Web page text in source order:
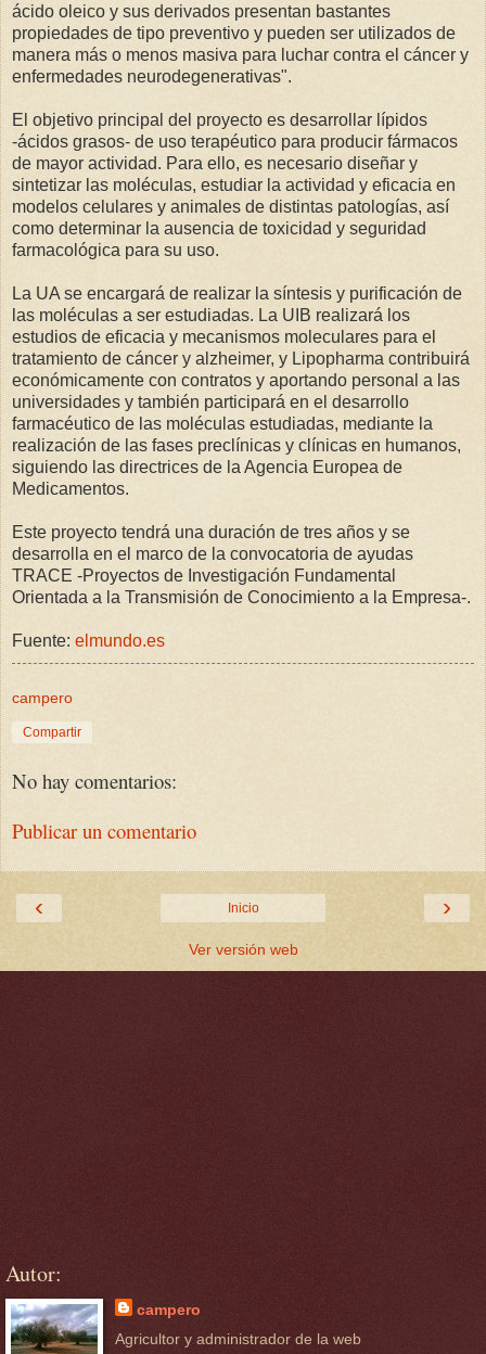
ácido oleico y sus derivados presentan bastantes
propiedades de tipo preventivo y pueden ser utilizados de
manera más o menos masiva para luchar contra el cáncer y
enfermedades neurodegenerativas".
El objetivo principal del proyecto es desarrollar lípidos
-ácidos grasos- de uso terapéutico para producir fármacos
de mayor actividad. Para ello, es necesario diseñar y
sintetizar las moléculas, estudiar la actividad y eficacia en
modelos celulares y animales de distintas patologías, así
como determinar la ausencia de toxicidad y seguridad
farmacológica para su uso.
La UA se encargará de realizar la síntesis y purificación de
las moléculas a ser estudiadas. La UIB realizará los
estudios de eficacia y mecanismos moleculares para el
tratamiento de cáncer y alzheimer, y Lipopharma contribuirá
económicamente con contratos y aportando personal a las
universidades y también participará en el desarrollo
farmacéutico de las moléculas estudiadas, mediante la
realización de las fases preclínicas y clínicas en humanos,
siguiendo las directrices de la Agencia Europea de
Medicamentos.
Este proyecto tendrá una duración de tres años y se
desarrolla en el marco de la convocatoria de ayudas
TRACE -Proyectos de Investigación Fundamental
Orientada a la Transmisión de Conocimiento a la Empresa-.
Fuente: elmundo.es
campero
Compartir
No hay comentarios:
Publicar un comentario
‹ ›
Inicio
Ver versión web
Autor:
campero
Agricultor y administrador de la web